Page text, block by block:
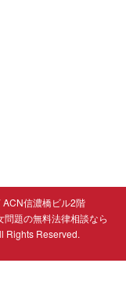
信濃橋ビル2階
題の無料法律相談なら
Rights Reserved.